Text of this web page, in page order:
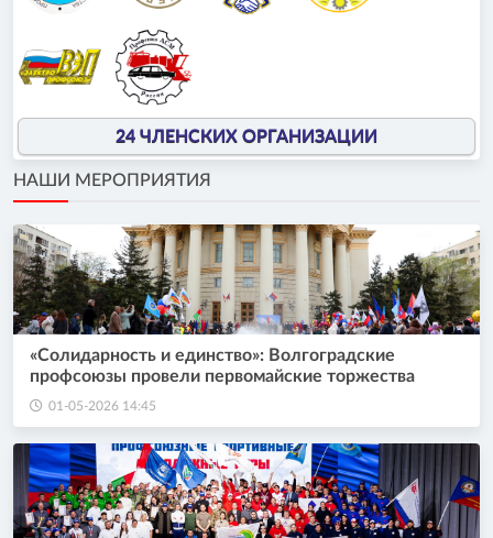
24 ЧЛЕНСКИХ ОРГАНИЗАЦИИ
НАШИ МЕРОПРИЯТИЯ
«Солидарность и единство»: Волгоградские
профсоюзы провели первомайские торжества
01-05-2026 14:45